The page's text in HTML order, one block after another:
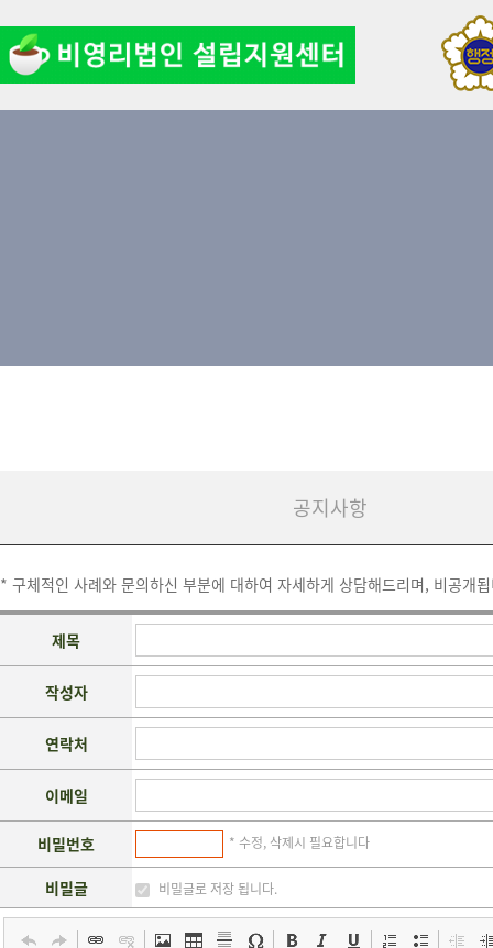
공지사항
* 구체적인 사례와 문의하신 부분에 대하여 자세하게 상담해드리며, 비공개
제목
작성자
연락처
이메일
비밀번호 * 수정, 삭제시 필요합니다
비밀글 비밀글로 저장 됩니다.